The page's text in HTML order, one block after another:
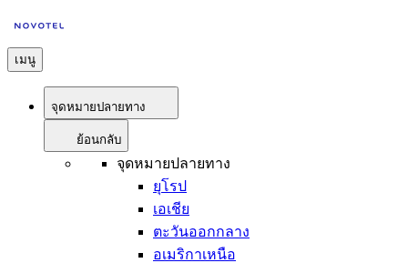
เมนู
จุดหมายปลายทาง
ย้อนกลับ
จุดหมายปลายทาง
ยุโรป
เอเชีย
ตะวันออกกลาง
อเมริกาเหนือ